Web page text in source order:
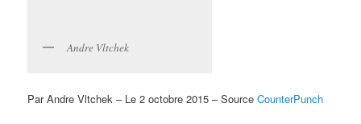
Andre Vltchek
Par Andre Vltchek – Le 2 octobre 2015 – SourceCounterPunch